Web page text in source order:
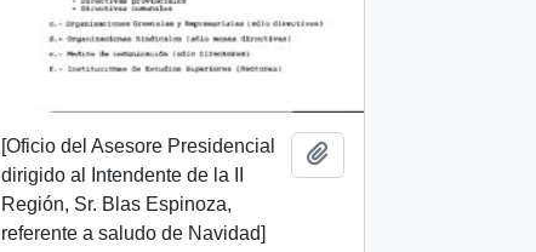
[Oficio del Asesore Presidencial
dirigido al Intendente de la II
Región, Sr. Blas Espinoza,
referente a saludo de Navidad]